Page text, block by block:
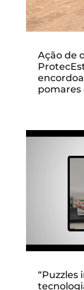
Ação de
pomares
“Puzzles